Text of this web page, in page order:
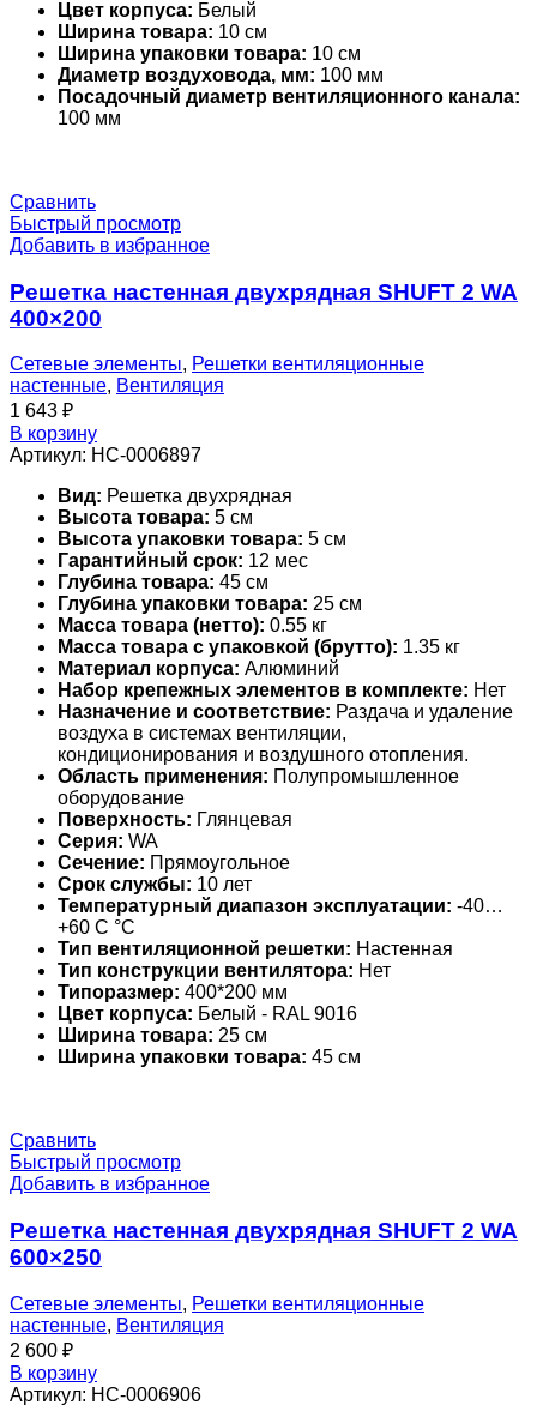
Цвет корпуса: Белый
Ширина товара: 10 см
Ширина упаковки товара: 10 см
Диаметр воздуховода, мм: 100 мм
Посадочный диаметр вентиляционного канала:
100 мм
Сравнить
Быстрый просмотр
Добавить в избранное
Решетка настенная двухрядная SHUFT 2 WA
400×200
Сетевые элементы, Решетки вентиляционные
настенные, Вентиляция
1 643 ₽
В корзину
Артикул: НС-0006897
Вид: Решетка двухрядная
Высота товара: 5 см
Высота упаковки товара: 5 см
Гарантийный срок: 12 мес
Глубина товара: 45 см
Глубина упаковки товара: 25 см
Масса товара (нетто): 0.55 кг
Масса товара с упаковкой (брутто): 1.35 кг
Материал корпуса: Алюминий
Набор крепежных элементов в комплекте: Нет
Назначение и соответствие: Раздача и удаление
воздуха в системах вентиляции,
кондиционирования и воздушного отопления.
Область применения: Полупромышленное
оборудование
Поверхность: Глянцевая
Серия: WA
Сечение: Прямоугольное
Срок службы: 10 лет
Температурный диапазон эксплуатации: -40…
+60 С °С
Тип вентиляционной решетки: Настенная
Тип конструкции вентилятора: Нет
Типоразмер: 400*200 мм
Цвет корпуса: Белый - RAL 9016
Ширина товара: 25 см
Ширина упаковки товара: 45 см
Сравнить
Быстрый просмотр
Добавить в избранное
Решетка настенная двухрядная SHUFT 2 WA
600×250
Сетевые элементы, Решетки вентиляционные
настенные, Вентиляция
2 600 ₽
В корзину
Артикул: НС-0006906